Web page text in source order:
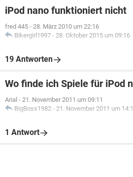
iPod nano funktioniert nicht
fred 445 - 28. März 2010 um 22:16
Bikergirl1997 - 28. Oktober 2015 um 09:16
19 Antworten
Wo finde ich Spiele für iPod
Arial - 21. November 2011 um 09:11
BigBoss1982 - 21. November 2011 um
1 Antwort